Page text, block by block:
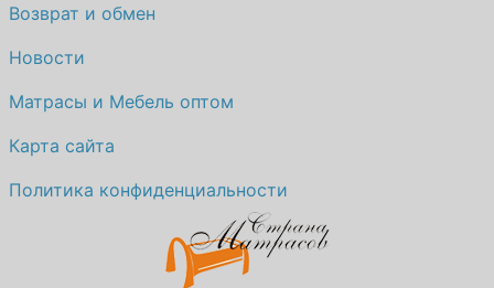
Возврат и обмен
Новости
Матрасы и Мебель оптом
Карта сайта
Политика конфиденциальности